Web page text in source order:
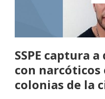
SSPE captura
con
colonias de la